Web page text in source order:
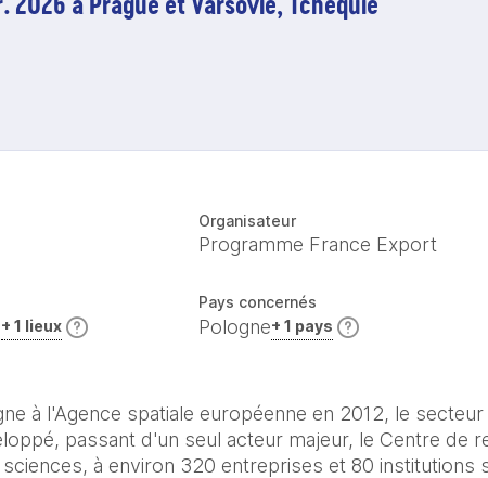
Organisateur
Programme France Export
+ 1 lieux
Pays concernés
Pologne+ 1 pays
à l'Agence spatiale européenne en 2012, le
passant d'un seul acteur majeur, le Centre de
à environ 320 entreprises et 80 institutions